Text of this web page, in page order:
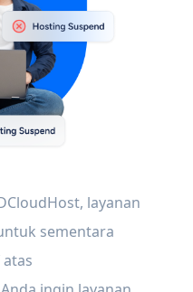
layanan
sementara